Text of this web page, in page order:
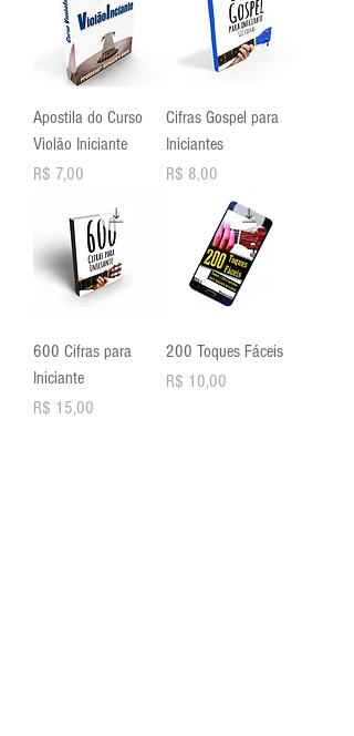
Apostila do Curso
Violão Iniciante
Preço
R$ 7,00
Cifras Gospel para
Iniciantes
Preço
R$ 8,00
600 Cifras para
Iniciante
Preço
R$ 15,00
200 Toques Fáceis
Preço
R$ 10,00